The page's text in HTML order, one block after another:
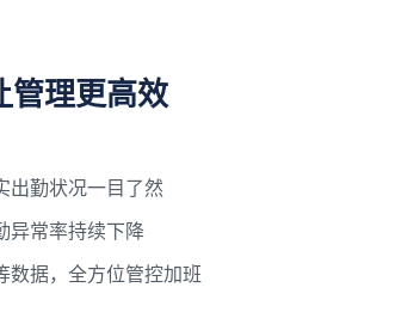
管理更高效
出勤状况一目了然
异常率持续下降
数据，全方位管控加班